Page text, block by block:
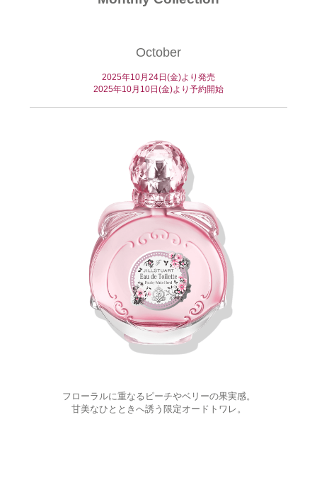
October
2025年10月24日(金)より発売
2025年10月10日(金)より予約開始
フローラルに重なるピーチやベリーの果実感。
甘美なひとときへ誘う限定オードトワレ。